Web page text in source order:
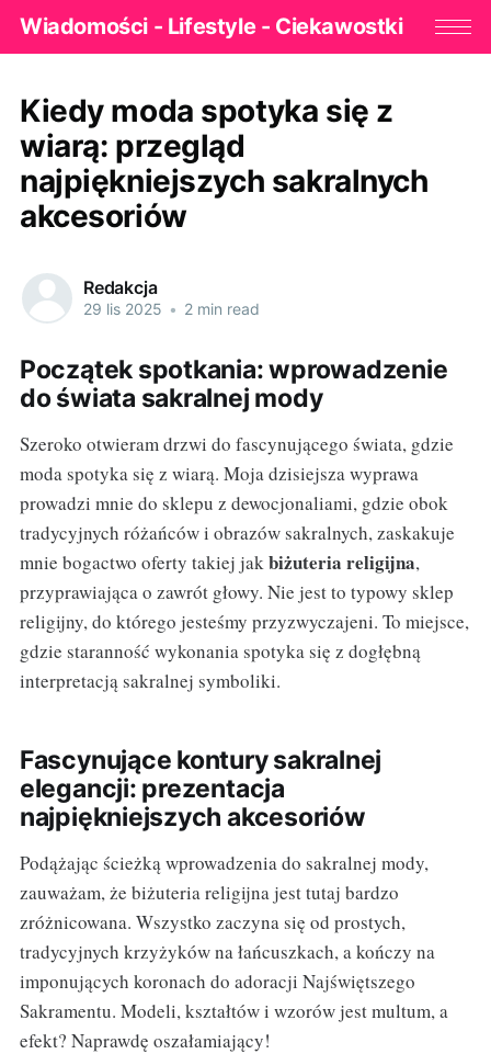
Wiadomości - Lifestyle - Ciekawostki
Kiedy moda spotyka się z
wiarą: przegląd
najpiękniejszych sakralnych
akcesoriów
Redakcja
29 lis 2025 • 2 min read
Początek spotkania: wprowadzenie
do świata sakralnej mody
Szeroko otwieram drzwi do fascynującego świata, gdzie
moda spotyka się z wiarą. Moja dzisiejsza wyprawa
prowadzi mnie do sklepu z dewocjonaliami, gdzie obok
tradycyjnych różańców i obrazów sakralnych, zaskakuje
mnie bogactwo oferty takiej jakbiżuteria religijna,
przyprawiająca o zawrót głowy. Nie jest to typowy sklep
religijny, do którego jesteśmy przyzwyczajeni. To miejsce,
gdzie staranność wykonania spotyka się z dogłębną
interpretacją sakralnej symboliki.
Fascynujące kontury sakralnej
elegancji: prezentacja
najpiękniejszych akcesoriów
Podążając ścieżką wprowadzenia do sakralnej mody,
zauważam, że biżuteria religijna jest tutaj bardzo
zróżnicowana. Wszystko zaczyna się od prostych,
tradycyjnych krzyżyków na łańcuszkach, a kończy na
imponujących koronach do adoracji Najświętszego
Sakramentu. Modeli, kształtów i wzorów jest multum, a
efekt? Naprawdę oszałamiający!